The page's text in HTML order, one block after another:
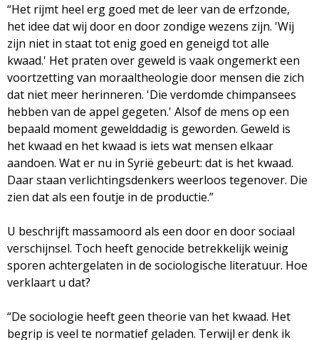
“Het rijmt heel erg goed met de leer van de erfzonde,
het idee dat wij door en door zondige wezens zijn. 'Wij
zijn niet in staat tot enig goed en geneigd tot alle
kwaad.' Het praten over geweld is vaak ongemerkt een
voortzetting van moraaltheologie door mensen die zich
dat niet meer herinneren. 'Die verdomde chimpansees
hebben van de appel gegeten.' Alsof de mens op een
bepaald moment gewelddadig is geworden. Geweld is
het kwaad en het kwaad is iets wat mensen elkaar
aandoen. Wat er nu in Syrië gebeurt: dat is het kwaad.
Daar staan verlichtingsdenkers weerloos tegenover. Die
zien dat als een foutje in de productie.”
U beschrijft massamoord als een door en door sociaal
verschijnsel. Toch heeft genocide betrekkelijk weinig
sporen achtergelaten in de sociologische literatuur. Hoe
verklaart u dat?
“De sociologie heeft geen theorie van het kwaad. Het
begrip is veel te normatief geladen. Terwijl er denk ik